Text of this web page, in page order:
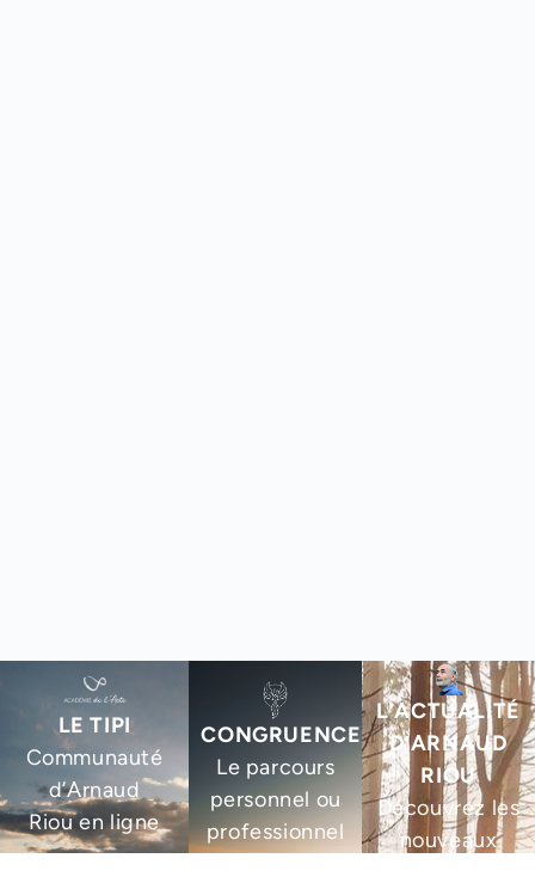
LE TIPI
Communauté
d’Arnaud
Riou en ligne
CONGRUENCE
Le parcours
personnel ou
professionnel
L’ACTUALITÉ
D’ARNAUD
RIOU
Découvrez les
nouveaux